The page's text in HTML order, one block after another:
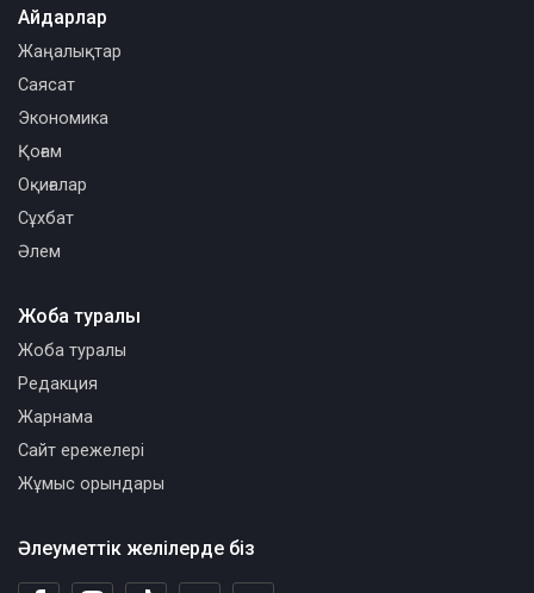
Әлеуметтік желілерде біз
Айдарлар
Жаңалықтар
Саясат
Экономика
Қоғам
Оқиғалар
Сұхбат
Әлем
Жоба туралы
Жоба туралы
Редакция
Жарнама
Сайт ережелері
Жұмыс орындары